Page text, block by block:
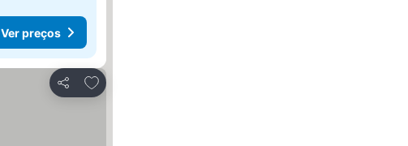
Ver preços
Partilhar
Adicionar aos favoritos